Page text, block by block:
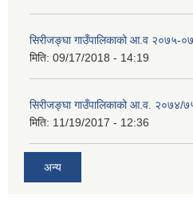
सिरीजङ्घा गाउँपालिकाको आ.व २०७५-
मिति: 09/17/2018 - 14:19
सिरीजङ्घा गाउँपालिकाको आ.व. २०७४/
मिति: 11/19/2017 - 12:36
अन्य